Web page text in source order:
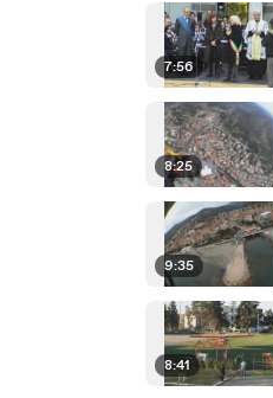
7:56
8:25
9:35
8:41